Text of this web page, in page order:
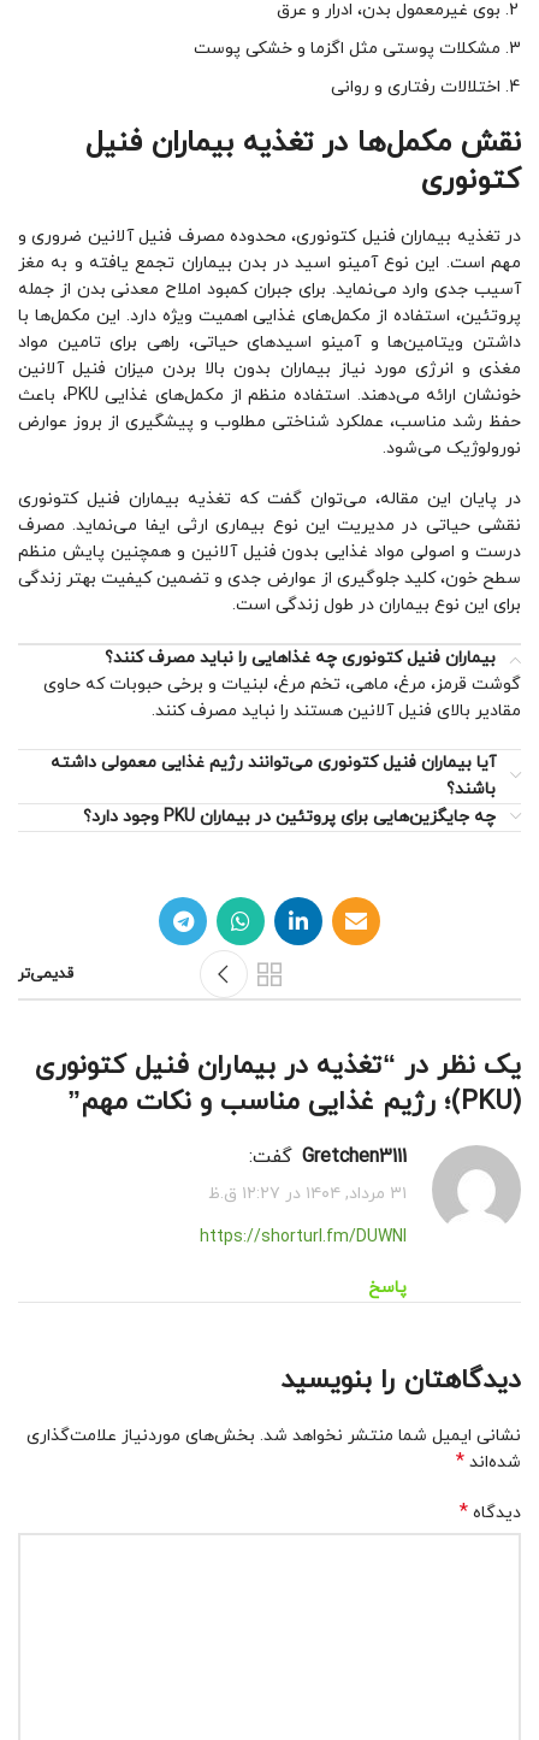
بوی غیرمعمول بدن، ادرار و عرق
مشکلات پوستی مثل اگزما و خشکی پوست
اختلالات رفتاری و روانی
نقش مکمل‌ها در تغذیه بیماران فنیل
کتونوری
در تغذیه بیماران فنیل کتونوری، محدوده مصرف فنیل آلانین ضروری و
مهم است. این نوع آمینو ‌اسید در بدن بیماران تجمع یافته و به مغز
آسیب جدی وارد می‌نماید. برای جبران کمبود املاح معدنی بدن از جمله
پروتئین، استفاده از مکمل‌های غذایی اهمیت ویژه دارد. این مکمل‌ها با
داشتن ویتامین‌ها و آمینو اسیدهای حیاتی، راهی برای تامین مواد
مغذی و انرژی مورد نیاز بیماران بدون بالا بردن میزان فنیل آلانین
خونشان ارائه می‌دهند. استفاده منظم از مکمل‌های غذایی PKU، باعث
حفظ رشد مناسب، عملکرد شناختی مطلوب و پیشگیری از بروز عوارض
نورولوژیک می‌شود.
در پایان این مقاله، می‌توان گفت که تغذیه بیماران فنیل کتونوری
نقشی حیاتی در مدیریت این نوع بیماری ارثی ایفا می‌نماید. مصرف
درست و اصولی مواد غذایی بدون فنیل آلانین و همچنین پایش منظم
سطح خون، کلید جلوگیری از عوارض جدی و تضمین کیفیت بهتر زندگی
برای این نوع بیماران در طول زندگی است.
بیماران فنیل کتونوری چه غذاهایی را نباید مصرف کنند؟
گوشت قرمز، مرغ، ماهی، تخم مرغ، لبنیات و برخی حبوبات که حاوی
مقادیر بالای فنیل آلانین هستند را نباید مصرف کنند.
آیا بیماران فنیل کتونوری می‌توانند رژیم غذایی معمولی داشته
باشند؟
چه جایگزین‌هایی برای پروتئین در بیماران PKU وجود دارد؟
قدیمی‌تر
یک نظر در “تغذیه در بیماران فنیل کتونوری
(PKU)؛ رژیم غذایی مناسب و نکات مهم
”
Gretchen3111 گفت:
۳۱ مرداد, ۱۴۰۴ در ۱۲:۲۷ ق.ظ
https://shorturl.fm/DUWNl
پاسخ
دیدگاهتان را بنویسید
نشانی ایمیل شما منتشر نخواهد شد. بخش‌های موردنیاز علامت‌گذاری
شده‌اند *
دیدگاه *